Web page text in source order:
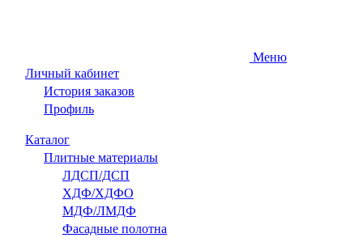
Меню
Личный кабинет
История заказов
Профиль
Каталог
Плитные материалы
ЛДСП/ДСП
ХДФ/ХДФО
МДФ/ЛМДФ
Фасадные полотна